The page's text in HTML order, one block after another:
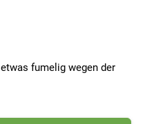
fumelig wegen der